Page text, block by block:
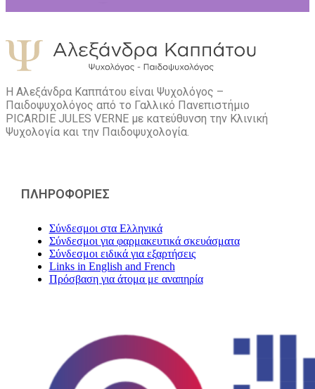
Η Αλεξάνδρα Καππάτου είναι Ψυχολόγος –
Παιδοψυχολόγος από το Γαλλικό Πανεπιστήμιο
PICARDIE JULES VERNE με κατεύθυνση την Kλινική
Ψυχολογία και την Παιδοψυχολογία.
ΠΛΗΡΟΦΟΡΙΕΣ
Σύνδεσμοι στα Ελληνικά
Σύνδεσμοι για φαρμακευτικά σκευάσματα
Σύνδεσμοι ειδικά για εξαρτήσεις
Links in English and French
Πρόσβαση για άτομα με αναπηρία